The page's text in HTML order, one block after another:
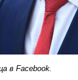
в Facebook.